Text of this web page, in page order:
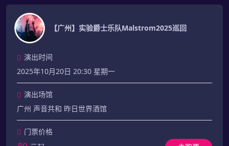
【广州】实验爵士乐队Malstrom2025巡回
演出时间
2025年10月20日 20:30 星期一
演出场馆
广州 声音共和 昨日世界酒馆
门票价格